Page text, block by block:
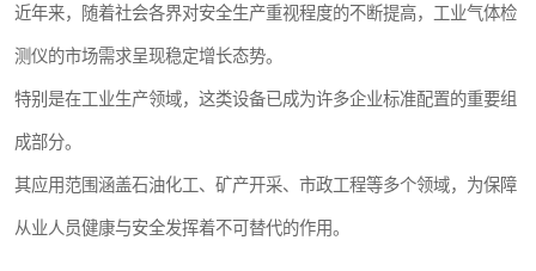
近年来，随着社会各界对安全生产重视程度的不断提高，工业气体检
测仪的市场需求呈现稳定增长态势。
特别是在工业生产领域，这类设备已成为许多企业标准配置的重要组
成部分。
其应用范围涵盖石油化工、矿产开采、市政工程等多个领域，为保障
从业人员健康与安全发挥着不可替代的作用。